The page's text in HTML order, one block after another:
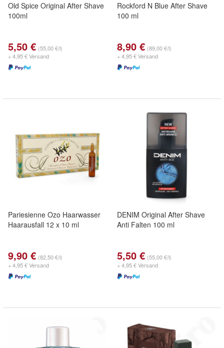
Old Spice Original After Shave
100ml
5,50 € (55,00 €/l)
+ 4,95 € Versand
Rockford N Blue After Shave
100 ml
8,90 € (89,00 €/l)
+ 4,95 € Versand
Pariesienne Ozo Haarwasser
Haarausfall 12 x 10 ml
9,90 € (82,50 €/l)
+ 4,95 € Versand
DENIM Original After Shave
Anti Falten 100 ml
5,50 € (55,00 €/l)
+ 4,95 € Versand